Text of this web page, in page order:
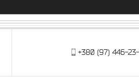
+380 (97) 446-